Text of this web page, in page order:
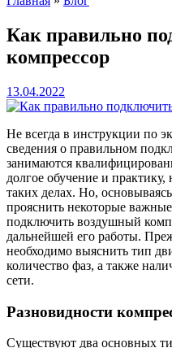
Как правильно
компрессор
13.04.2022
Не всегда в инструкции по
сведения о правильном
занимаются
долгое обучение и
таких делах. Но,
прояснить некоторые
подключить воздушный
дальнейшей его работы.
необходимо выяснить тип
количество фаз, а также
сети.
Разновидности
Существуют два основных